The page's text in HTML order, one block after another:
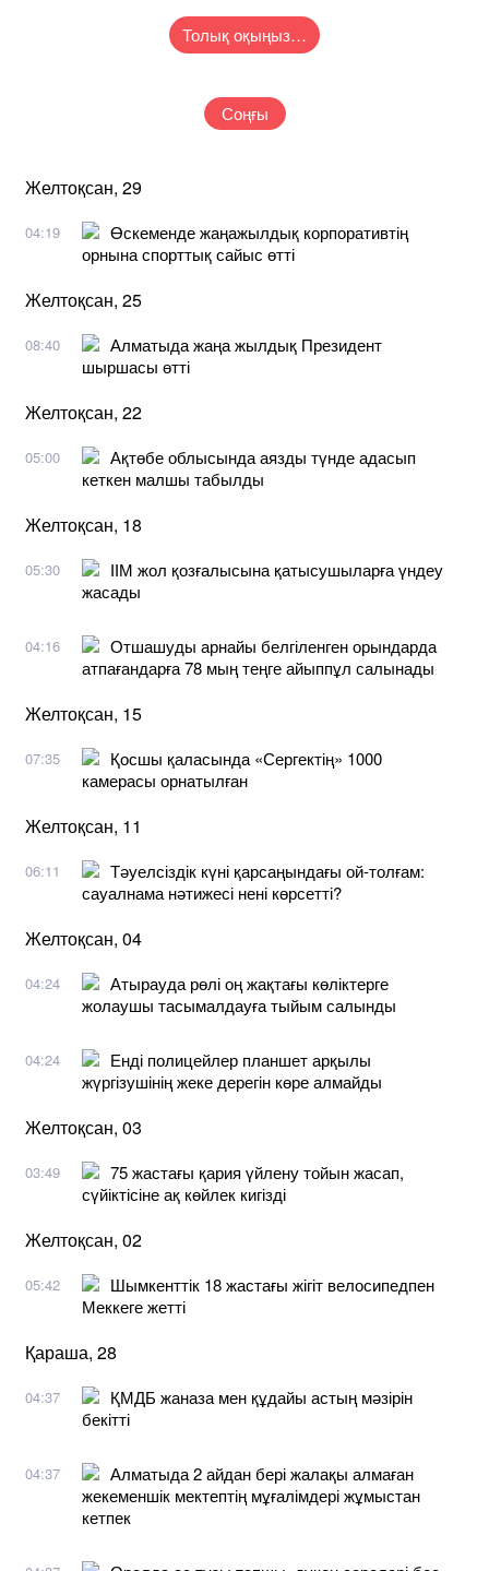
Толық оқыңыз…
Соңғы
Желтоқсан, 29
04:19
Өскеменде жаңажылдық корпоративтің
орнына спорттық сайыс өтті
Желтоқсан, 25
08:40
Алматыда жаңа жылдық Президент
шыршасы өтті
Желтоқсан, 22
05:00
Ақтөбе облысында аязды түнде адасып
кеткен малшы табылды
Желтоқсан, 18
05:30
ІІМ жол қозғалысына қатысушыларға үндеу
жасады
04:16
Отшашуды арнайы белгіленген орындарда
атпағандарға 78 мың теңге айыппұл салынады
Желтоқсан, 15
07:35
Қосшы қаласында «Сергектің» 1000
камерасы орнатылған
Желтоқсан, 11
06:11
Тәуелсіздік күні қарсаңындағы ой-толғам:
сауалнама нәтижесі нені көрсетті?
Желтоқсан, 04
04:24
Атырауда рөлі оң жақтағы көліктерге
жолаушы тасымалдауға тыйым салынды
04:24
Енді полицейлер планшет арқылы
жүргізушінің жеке дерегін көре алмайды
Желтоқсан, 03
03:49
75 жастағы қария үйлену тойын жасап,
сүйіктісіне ақ көйлек кигізді
Желтоқсан, 02
05:42
Шымкенттік 18 жастағы жігіт велосипедпен
Меккеге жетті
Қараша, 28
04:37
ҚМДБ жаназа мен құдайы астың мәзірін
бекітті
04:37
Алматыда 2 айдан бері жалақы алмаған
жекеменшік мектептің мұғалімдері жұмыстан
кетпек